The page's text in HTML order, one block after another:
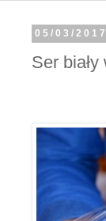
05/03/
Ser